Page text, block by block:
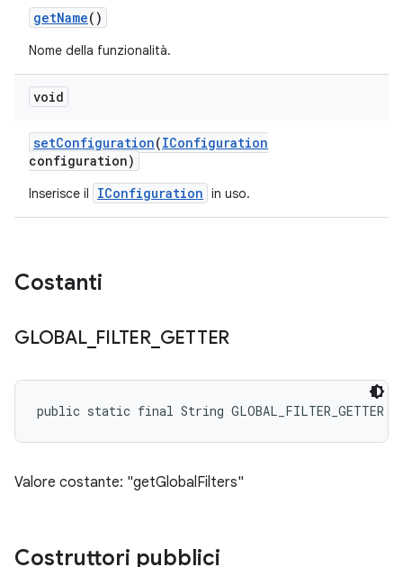
getName()
Nome della funzionalità.
void
setConfiguration(IConfiguration
configuration)
Inserisce il IConfiguration in uso.
Costanti
GLOBAL_ FILTER_ GETTER
public static final String GLOBAL_FILTER_GETTER
Valore costante: "getGlobalFilters"
Costruttori pubblici